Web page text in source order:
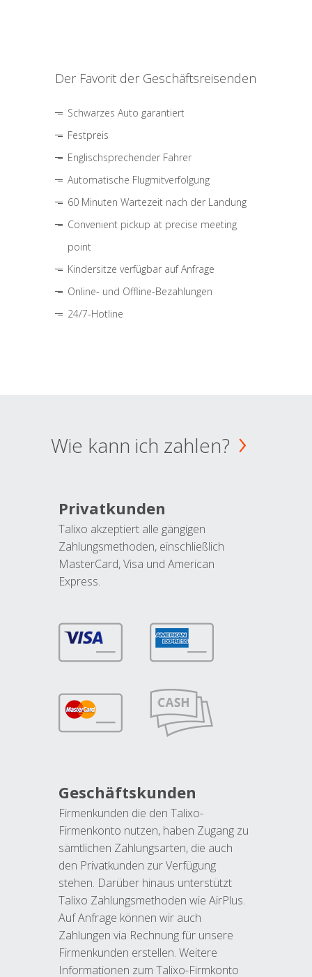
Der Favorit der Geschäftsreisenden
Schwarzes Auto garantiert
Festpreis
Englischsprechender Fahrer
Automatische Flugmitverfolgung
60 Minuten Wartezeit nach der Landung
Convenient pickup at precise meeting
point
Kindersitze verfügbar auf Anfrage
Online- und Offline-Bezahlungen
24/7-Hotline
Wie kann ich zahlen?
Privatkunden
Talixo akzeptiert alle gängigen
Zahlungsmethoden, einschließlich
MasterCard, Visa und American
Express.
Geschäftskunden
Firmenkunden die den Talixo-
Firmenkonto nutzen, haben Zugang zu
sämtlichen Zahlungsarten, die auch
den Privatkunden zur Verfügung
stehen. Darüber hinaus unterstützt
Talixo Zahlungsmethoden wie AirPlus.
Auf Anfrage können wir auch
Zahlungen via Rechnung für unsere
Firmenkunden erstellen. Weitere
Informationen zum Talixo-Firmkonto